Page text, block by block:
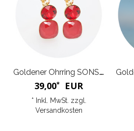
Goldener Ohrring SONSERRA
39,00* EUR
* Inkl. MwSt. zzgl.
Versandkosten